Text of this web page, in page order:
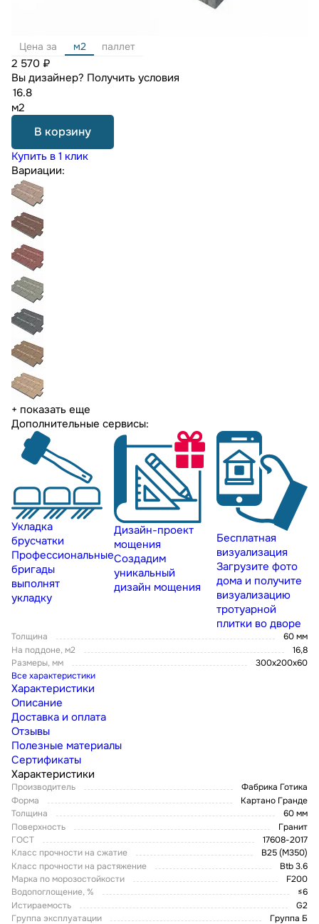
Цена за м2 паллет
2 570 ₽
Вы дизайнер? Получить условия
м2
В корзину
Купить в 1 клик
Вариации:
+ показать еще
Дополнительные сервисы:
Укладка
брусчатки
Профессиональные
бригады
выполнят
укладку
Дизайн-проект
мощения
Создадим
уникальный
дизайн мощения
Бесплатная
визуализация
Загрузите фото
дома и получите
визуализацию
тротуарной
плитки во дворе
Толщина
60 мм
На поддоне, м2
16,8
Размеры, мм
300х200х60
Все характеристики
Характеристики
Описание
Доставка и оплата
Отзывы
Полезные материалы
Сертификаты
Характеристики
Производитель
Фабрика Готика
Форма
Картано Гранде
Толщина
60 мм
Поверхность
Гранит
ГОСТ
17608-2017
Класс прочности на сжатие
В25 (М350)
Класс прочности на растяжение
Btb 3.6
Марка по морозостойкости
F200
Водопоглощение, %
≤6
Истираемость
G2
Группа эксплуатации
Группа Б